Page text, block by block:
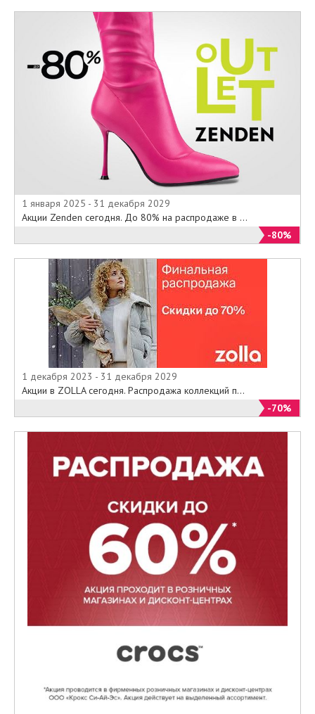
1 января 2025 - 31 декабря 2029
Акции Zenden сегодня. До 80% на распродаже в ...
-80%
1 декабря 2023 - 31 декабря 2029
Акции в ZOLLA сегодня. Распродажа коллекций п...
-70%